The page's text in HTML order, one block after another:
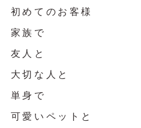
初めてのお客様
家族で
友人と
大切な人と
単身で
可愛いペットと